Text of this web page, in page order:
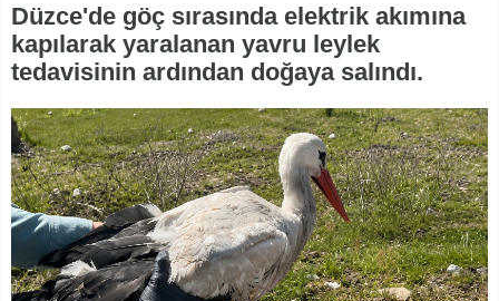
Düzce'de göç sırasında elektrik akımına
kapılarak yaralanan yavru leylek
tedavisinin ardından doğaya salındı.